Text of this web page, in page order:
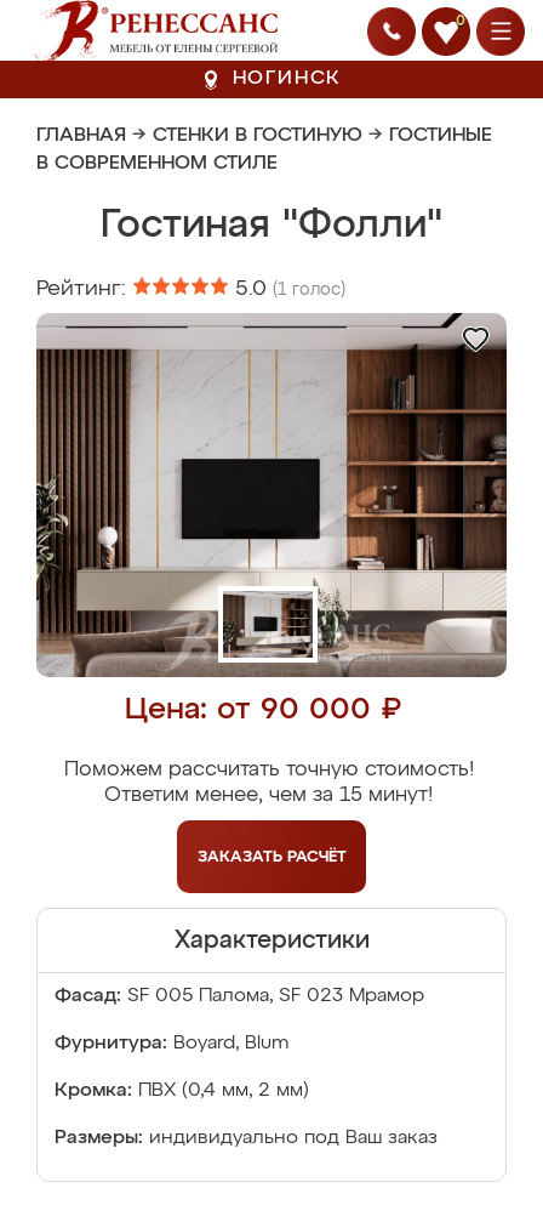
0
НОГИНСК
ГЛАВНАЯ → СТЕНКИ В ГОСТИНУЮ → ГОСТИНЫЕ
В СОВРЕМЕННОМ СТИЛЕ
Гостиная "Фолли"
Рейтинг: 5.0 (1 голос)
Цена: от 90 000 ₽
Поможем рассчитать точную стоимость!
Ответим менее, чем за 15 минут!
ЗАКАЗАТЬ РАСЧЁТ
Характеристики
Фасад: SF 005 Палома, SF 023 Мрамор
Фурнитура: Boyard, Blum
Кромка: ПВХ (0,4 мм, 2 мм)
Размеры: индивидуально под Ваш заказ